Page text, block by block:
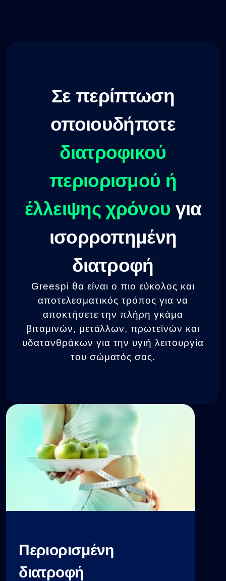
Σε περίπτωση
οποιουδήποτε
διατροφικού
περιορισμού ή
έλλειψης χρόνου για
ισορροπημένη
διατροφή
Greespi θα είναι ο πιο εύκολος και
αποτελεσματικός τρόπος για να
αποκτήσετε την πλήρη γκάμα
βιταμινών, μετάλλων, πρωτεϊνών και
υδατανθράκων για την υγιή λειτουργία
του σώματός σας.
Περιορισμένη
διατροφή